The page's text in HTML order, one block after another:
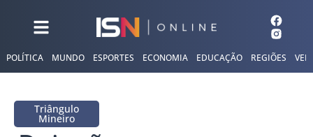
POLÍTICA MUNDO ESPORTES ECONOMIA EDUCAÇÃO REGIÕES
Triângulo
Mineiro